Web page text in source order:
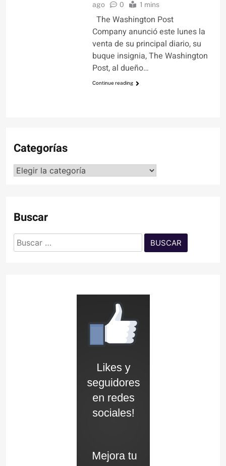
ago
0 1 mins
The Washington Post
Company anunció este lunes la
venta de su principal diario, su
buque insignia, The Washington
Post, al dueño…
Continue reading
Categorías
Categorías
Buscar
Buscar: